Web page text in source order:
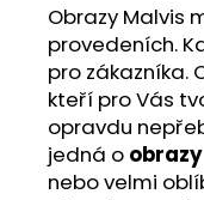
Obrazy Malvis
provedeních.
pro zákazníka.
kteří pro Vás
opravdu
jedná o
nebo velmi